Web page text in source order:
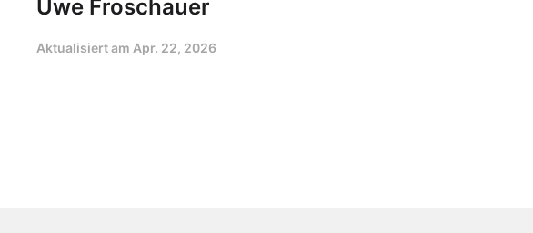
Uwe Froschauer
Aktualisiert am Apr. 22, 2026